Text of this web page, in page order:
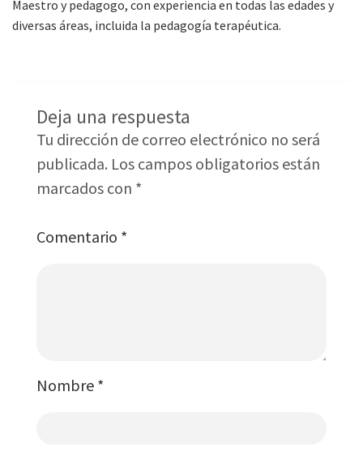
Maestro y pedagogo, con experiencia en todas las edades y
diversas áreas, incluida la pedagogía terapéutica.
Deja una respuesta
Tu dirección de correo electrónico no será
publicada. Los campos obligatorios están
marcados con *
Comentario *
Nombre *